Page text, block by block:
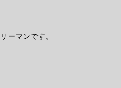
ーマンです。